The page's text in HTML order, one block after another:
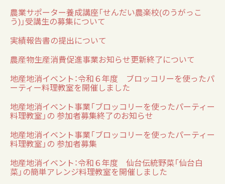
農業サポーター養成講座「せんだい農楽校(のうがっこ
う)」受講生の募集について
実績報告書の提出について
農産物生産消費促進事業お知らせ更新終了について
地産地消イベント：令和６年度 ブロッコリーを使ったパ
ーティー料理教室を開催しました
地産地消イベント事業「ブロッコリーを使ったパーティー
料理教室」の 参加者募集終了のお知らせ
地産地消イベント事業「ブロッコリーを使ったパーティー
料理教室」の 参加者募集
地産地消イベント：令和６年度 仙台伝統野菜「仙台白
菜」の簡単アレンジ料理教室を開催しました